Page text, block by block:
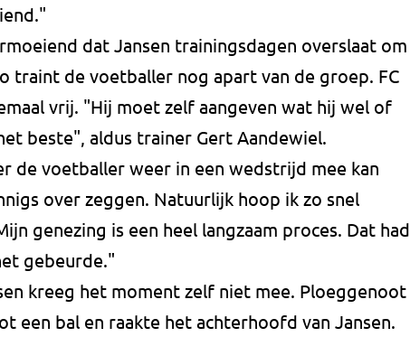
dat Jansen trainingsdagen overslaat om
traint de voetballer nog apart van de groep. FC
vrij. "Hij moet zelf aangeven wat hij wel of
beste", aldus trainer Gert Aandewiel.
de voetballer weer in een wedstrijd mee kan
over zeggen. Natuurlijk hoop ik zo snel
genezing is een heel langzaam proces. Dat had
gebeurde."
kreeg het moment zelf niet mee. Ploeggenoot
een bal en raakte het achterhoofd van Jansen.